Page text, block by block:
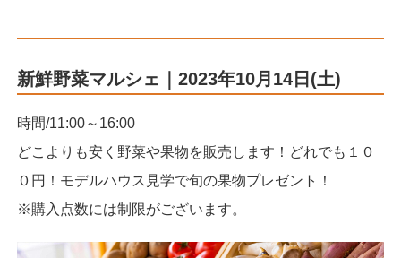
新鮮野菜マルシェ｜2023年10月14日(土)
時間/11:00～16:00
どこよりも安く野菜や果物を販売します！どれでも１０
０円！モデルハウス見学で旬の果物プレゼント！
※購入点数には制限がございます。